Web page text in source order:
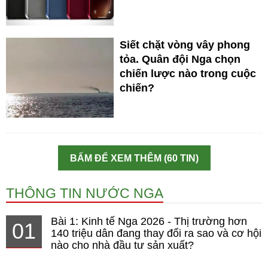
Siết chặt vòng vây phong
tỏa. Quân đội Nga chọn
chiến lược nào trong cuộc
chiến?
BẤM ĐỂ XEM THÊM (60 TIN)
THÔNG TIN NƯỚC NGA
01
Bài 1: Kinh tế Nga 2026 - Thị trường hơn
140 triệu dân đang thay đổi ra sao và cơ hội
nào cho nhà đầu tư sản xuất?